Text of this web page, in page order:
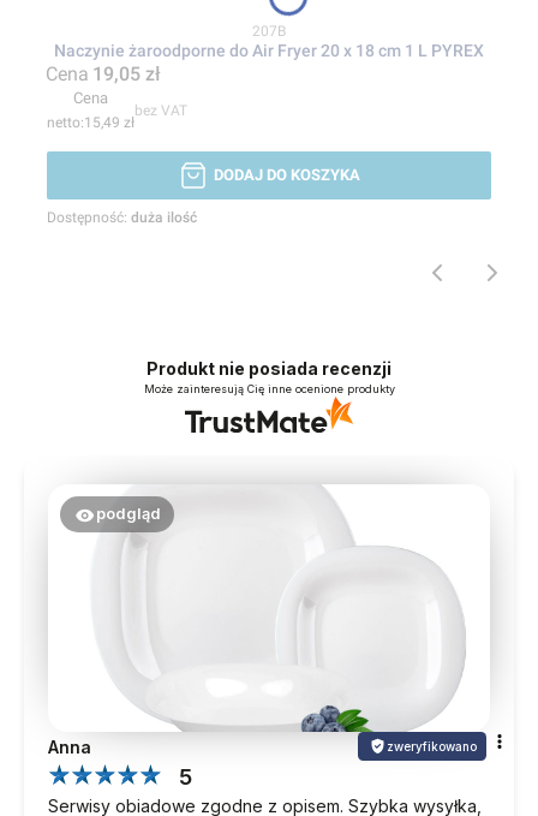
Kod produktu
207B
Naczynie żaroodporne do Air Fryer 20 x 18 cm 1 L PYREX
Cena 19,05 zł
Cena
15,49 zł
bez VAT
DODAJ DO KOSZYKA
Dostępność: duża ilość
Produkt nie posiada recenzji
Może zainteresują Cię inne ocenione produkty
podgląd
Anna zweryfikowano
5
Serwisy obiadowe zgodne z opisem. Szybka wysyłka,